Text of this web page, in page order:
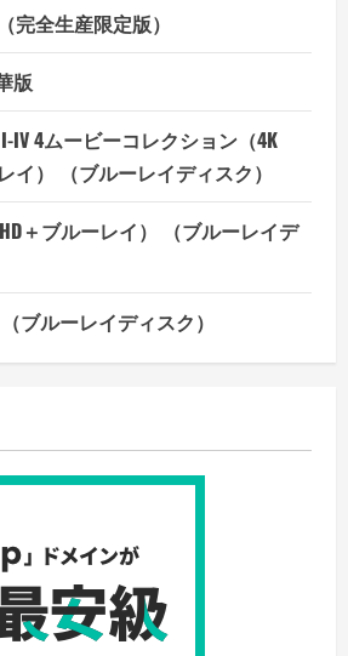
完全生産限定版）
版
IV 4ムービーコレクション（4K
イ） （ブルーレイディスク）
HD＋ブルーレイ） （ブルーレイデ
ブルーレイディスク）